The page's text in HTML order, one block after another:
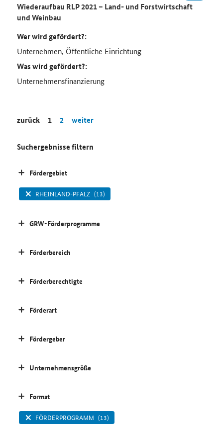
Wiederaufbau RLP 2021 – Land- und Forstwirtschaft
und Weinbau
Wer wird gefördert?:
Unternehmen, Öffentliche Einrichtung
Was wird gefördert?:
Unternehmensfinanzierung
zurück 1 2 weiter
Suchergebnisse filtern
Fördergebiet
RHEINLAND-PFALZ (13)
GRW-Förderprogramme
Förderbereich
Förderberechtigte
Förderart
Fördergeber
Unternehmensgröße
Format
FÖRDERPROGRAMM (13)